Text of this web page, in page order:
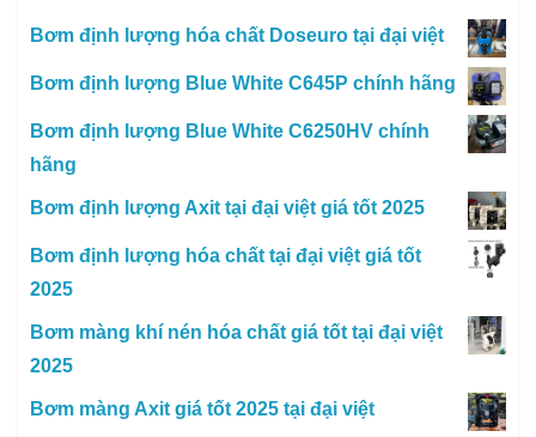
Bơm định lượng hóa chất Doseuro tại đại việt
Bơm định lượng Blue White C645P chính hãng
Bơm định lượng Blue White C6250HV chính
hãng
Bơm định lượng Axit tại đại việt giá tốt 2025
Bơm định lượng hóa chất tại đại việt giá tốt
2025
Bơm màng khí nén hóa chất giá tốt tại đại việt
2025
Bơm màng Axit giá tốt 2025 tại đại việt